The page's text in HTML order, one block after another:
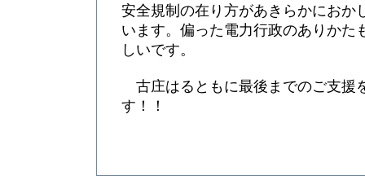
安全規制の在り方があきらかにおか
います。偏った電力行政のありかた
しいです。
古庄はるともに最後までのご支援
す！！